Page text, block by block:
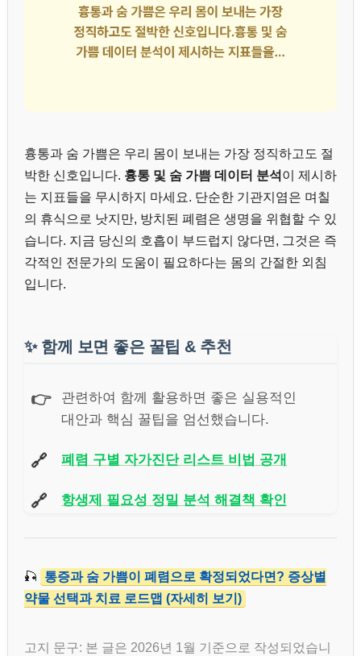
흉통과 숨 가쁨은 우리 몸이 보내는 가장 정직하고도 절
박한 신호입니다. 흉통 및 숨 가쁨 데이터 분석 이 제시하
는 지표들을 무시하지 마세요. 단순한 기관지염은 며칠
의 휴식으로 낫지만, 방치된 폐렴은 생명을 위협할 수 있
습니다. 지금 당신의 호흡이 부드럽지 않다면, 그것은 즉
각적인 전문가의 도움이 필요하다는 몸의 간절한 외침
입니다.
✨ 함께 보면 좋은 꿀팁 & 추천
👉
관련하여 함께 활용하면 좋은 실용적인
대안과 핵심 꿀팁을 엄선했습니다.
🔗 폐렴 구별 자가진단 리스트 비법 공개
🔗 항생제 필요성 정밀 분석 해결책 확인
🎣
통증과 숨 가쁨이 폐렴으로 확정되었다면? 증상별
약물 선택과 치료 로드맵 (자세히 보기)
고지 문구: 본 글은 2026년 1월 기준으로 작성되었습니